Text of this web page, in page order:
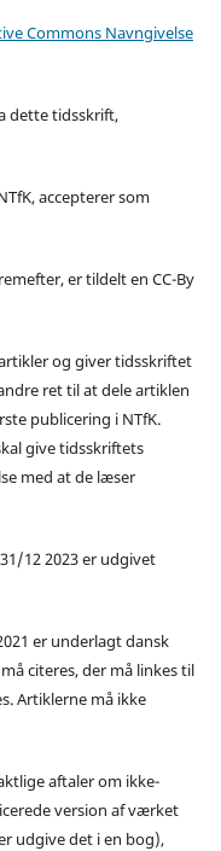
Commons Navngivelse
dette tidsskrift,
accepterer som
er tildelt en CC-By
og giver tidsskriftet
ret til at dele artiklen
publicering i NTfK.
give tidsskriftets
med at de læser
12 2023 er udgivet
er underlagt dansk
citeres, der må linkes til
Artiklerne må ikke
aftaler om ikke-
version af værket
udgive det i en bog),